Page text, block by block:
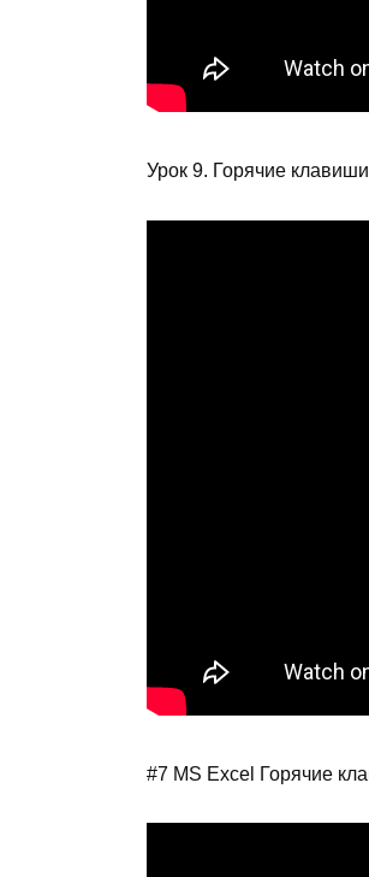
Урок 9. Горячие
#7 MS Excel Горячие